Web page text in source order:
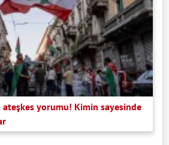
yorumu! Kimin sayesinde